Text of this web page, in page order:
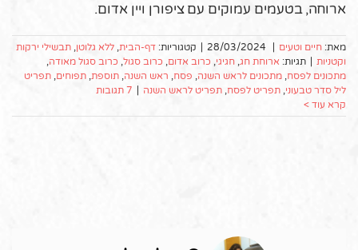
ארוחה, בטעמים עמוקים עם ציפורן ויין אדום.
מאת: חיים וטעים 28/03/2024 קטגוריות: דף-הבית, ללא גלוטן, תבשילי ירקות
וקטניות
תגיות: ארוחת חג, חגיגי, כרוב אדום, כרוב סגול, כרוב סגול מאודה,
מתכונים לפסח, מתכונים לראש השנה, פסח, ראש השנה, תוספת, תפוחים, תפריט
ליל סדר טבעוני, תפריט לפסח, תפריט לראש השנה
7 תגובות
קרא עוד >